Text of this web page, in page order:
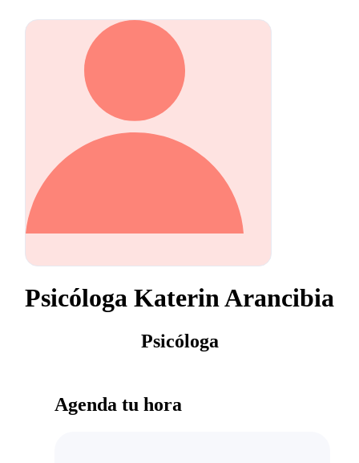
Psicóloga Katerin Arancibia
Psicóloga
Agenda tu hora